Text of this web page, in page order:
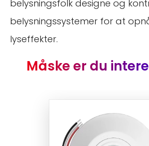
belysningsfolk designe og
belysningssystemer for at
lyseffekter.
Måske er du